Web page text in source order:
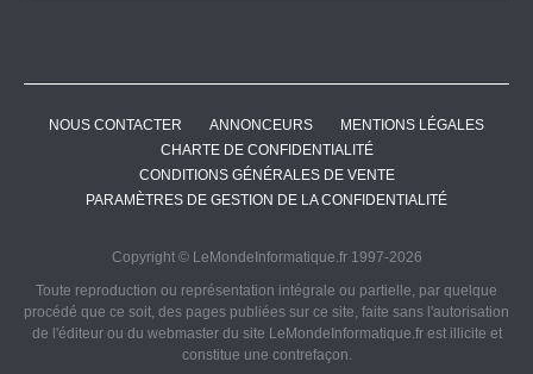
NOUS CONTACTER ANNONCEURS
MENTIONS LÉGALES
CHARTE DE CONFIDENTIALITÉ
CONDITIONS GÉNÉRALES DE VENTE
PARAMÈTRES DE GESTION DE LA CONFIDENTIALITÉ
Copyright © LeMondeInformatique.fr 1997-2026
Toute reproduction ou représentation intégrale ou partielle, par quelque
procédé que ce soit, des pages publiées sur ce site, faite sans l'autorisation
de l'éditeur ou du webmaster du site LeMondeInformatique.fr est illicite et
constitue une contrefaçon.